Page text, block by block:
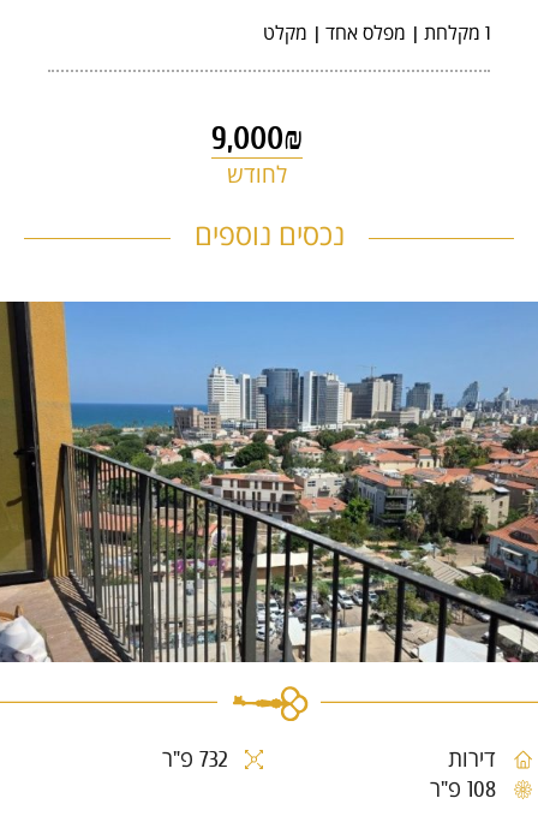
1 מקלחת מפלס אחד מקלט
9,000₪
לחודש
נכסים נוספים 1276
דירות
108 פ"ר